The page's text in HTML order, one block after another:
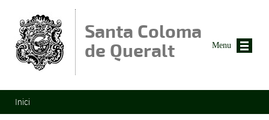
Santa Coloma
de Queralt
Esteu aquí
Inici
Menu